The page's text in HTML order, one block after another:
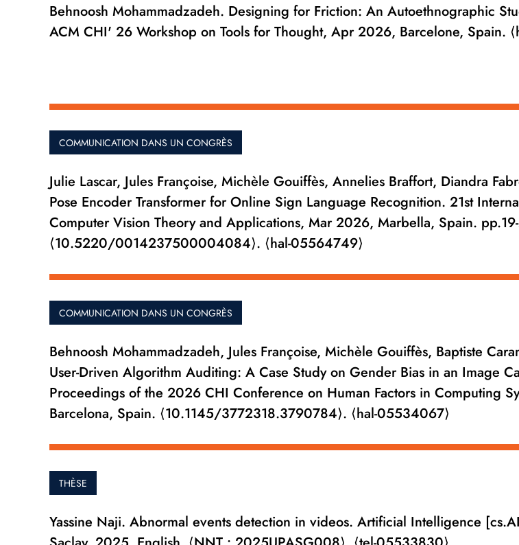
Behnoosh Mohammadzadeh. Designing for Friction: An Autoethnographic
ACM CHI' 26 Workshop on Tools for Thought, Apr 2026, Barcelone, Spain.
COMMUNICATION DANS UN CONGRÈS
Julie Lascar, Jules Françoise, Michèle Gouiffès, Annelies Braffort, Diandra
Pose Encoder Transformer for Online Sign Language Recognition. 21st
Computer Vision Theory and Applications, Mar 2026, Marbella, Spain.
⟨10.5220/0014237500004084⟩. ⟨hal-05564749⟩
COMMUNICATION DANS UN CONGRÈS
Behnoosh Mohammadzadeh, Jules Françoise, Michèle Gouiffès, Baptiste
User-Driven Algorithm Auditing: A Case Study on Gender Bias in an Image
Proceedings of the 2026 CHI Conference on Human Factors in Computing
Barcelona, Spain. ⟨10.1145/3772318.3790784⟩. ⟨hal-05534067⟩
THÈSE
Yassine Naji. Abnormal events detection in videos. Artificial Intelligence